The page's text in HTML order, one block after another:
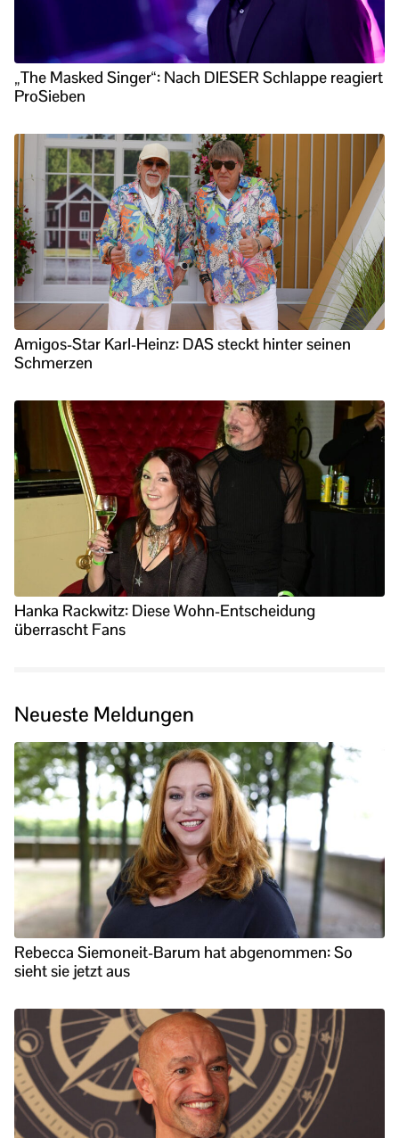
„The Masked Singer“: Nach DIESER Schlappe reagiert
ProSieben
Amigos-Star Karl-Heinz: DAS steckt hinter seinen
Schmerzen
Hanka Rackwitz: Diese Wohn-Entscheidung
überrascht Fans
Neueste Meldungen
Rebecca Siemoneit-Barum hat abgenommen: So
sieht sie jetzt aus